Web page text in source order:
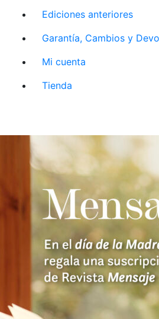
Ediciones anteriores
Garantía, Cambios y
Mi cuenta
Tienda